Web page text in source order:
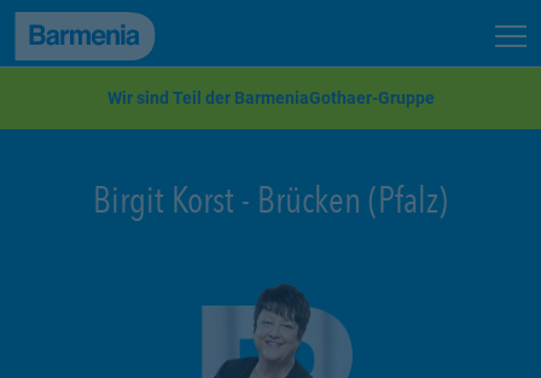
zum Seiteninhalt
Back to top
Wir sind Teil der BarmeniaGothaer-Gruppe
Birgit Korst - Brücken (Pfalz)